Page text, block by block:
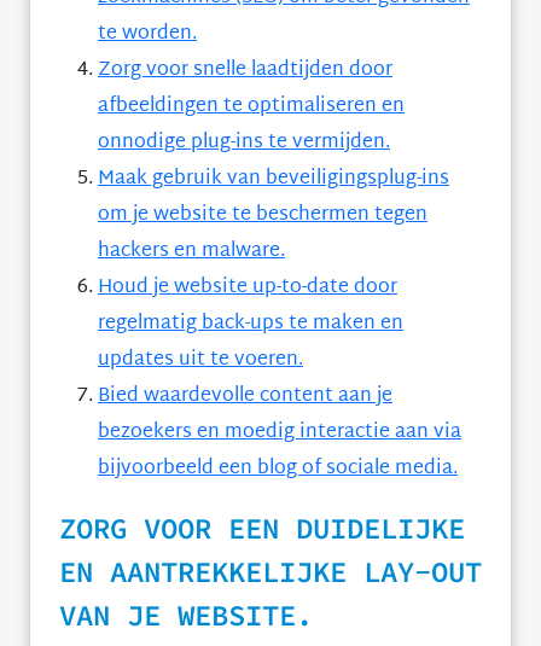
te worden.
Zorg voor snelle laadtijden door
afbeeldingen te optimaliseren en
onnodige plug-ins te vermijden.
Maak gebruik van beveiligingsplug-ins
om je website te beschermen tegen
hackers en malware.
Houd je website up-to-date door
regelmatig back-ups te maken en
updates uit te voeren.
Bied waardevolle content aan je
bezoekers en moedig interactie aan via
bijvoorbeeld een blog of sociale media.
ZORG VOOR EEN DUIDELIJKE
EN AANTREKKELIJKE LAY-OUT
VAN JE WEBSITE.